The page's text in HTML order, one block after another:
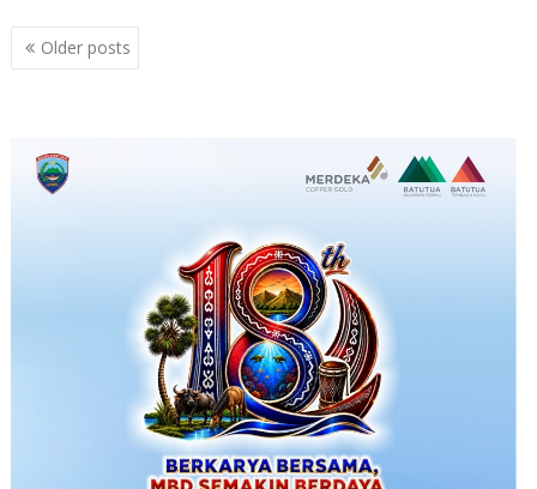
Posts
navigation
Older posts